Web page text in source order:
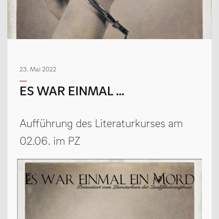
Kollegium
Vertretung der Schülerschaft
Erziehungsberechtigte & Förderverein
Ehemalige
Schulsozialarbeit
LEBEN
23. Mai 2022
ES WAR EINMAL …
Aufführung des Literaturkurses am
02.06. im PZ